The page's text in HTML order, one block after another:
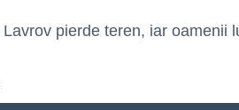
pierde teren, iar